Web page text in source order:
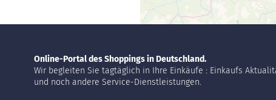
Online-Portal des Shoppings in Deutschland.
Wir begleiten Sie tagtäglich in Ihre Einkäufe : Einkaufs
und noch andere Service-Dienstleistungen.